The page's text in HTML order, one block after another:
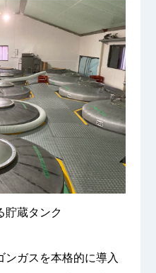
貯蔵タンク
ガスを本格的に導入